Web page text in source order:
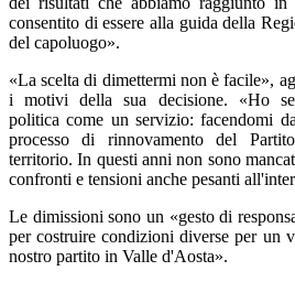
consentito di essere alla guida della
del capoluogo».
«La scelta di dimettermi non è facile»,
i motivi della sua decisione. «Ho
politica come un servizio: facendomi
processo di rinnovamento del
territorio. In questi anni non sono
confronti e tensioni anche pesanti
Le dimissioni sono un «gesto di
per costruire condizioni diverse per un
nostro partito in Valle d'Aosta».